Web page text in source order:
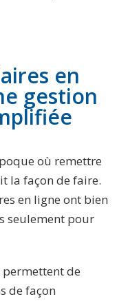
en
gestion
où remettre
la façon de faire.
en ligne ont bien
seulement pour
permettent de
de façon